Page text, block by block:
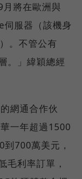
將在歐洲與
服器（該機身
。不管公有
。」緯穎總經
網通合作伙
一年超過1500
700萬美元，
毛利率訂單，